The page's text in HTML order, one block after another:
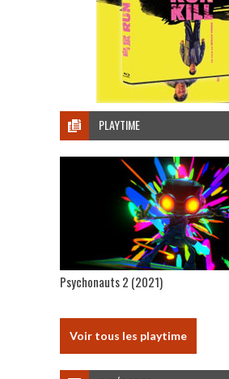
PLAYTIME
Psychonauts 2 (2021)
Voir tous les playtime